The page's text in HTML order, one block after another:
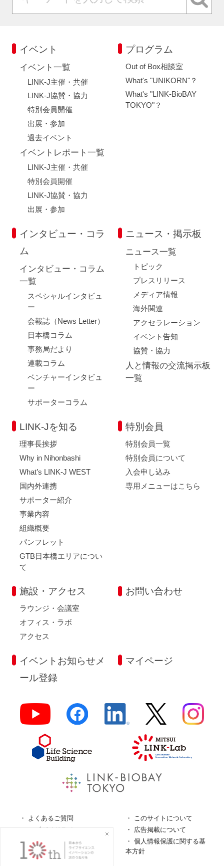
イベント
イベント一覧
LINK-J主催・共催
LINK-J協賛・協力
特別会員開催
出展・参加
過去イベント
イベントレポート一覧
LINK-J主催・共催
特別会員開催
LINK-J協賛・協力
出展・参加
プログラム
Out of Box相談室
What's "UNIKORN"？
What's "LINK-BioBAY
TOKYO"？
インタビュー・コラ
ム
インタビュー・コラム
一覧
スペシャルインタビュ
ー
会報誌（News Letter）
日本橋コラム
事務局だより
連載コラム
ベンチャーインタビュ
ー
サポーターコラム
ニュース・掲示板
ニュース一覧
トピック
プレスリリース
メディア情報
海外関連
アクセラレーション
イベント告知
協賛・協力
人と情報の交流掲示板
一覧
LINK-Jを知る
理事長挨拶
Why in Nihonbashi
What’s LINK-J WEST
国内外連携
サポーター紹介
事業内容
組織概要
パンフレット
GTB日本橋エリアについ
て
特別会員
特別会員一覧
特別会員について
入会申し込み
専用メニューはこちら
施設・アクセス
ラウンジ・会議室
オフィス・ラボ
アクセス
お問い合わせ
イベントお知らせメ
ール登録
マイページ
よくあるご質問
このサイトについて
ロゴガイドライン
広告掲載について
特定商取引法に基づく表
個人情報保護に関する基
本方針